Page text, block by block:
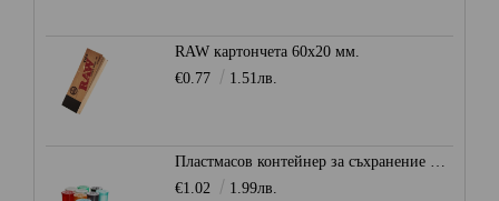
RAW картончета 60x20 мм.
€0.77
1.51лв.
Пластмасов контейнер за съхранение Ø28мм. - Heisenberg
€1.02
1.99лв.